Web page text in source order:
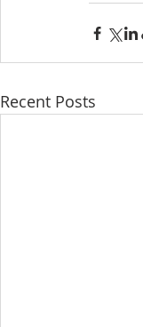
Recent Posts